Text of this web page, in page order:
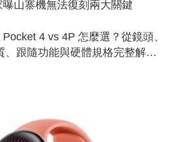
山寨機無法復刻兩大關鍵
Pocket 4 vs 4P 怎麼選？從鏡頭、
、跟隨功能與硬體規格完整解